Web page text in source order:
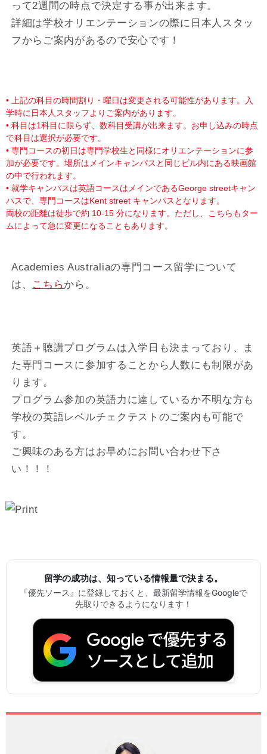
って2週間の時点で決定する事が出来ます。
詳細は学校オリエンテーションの際に日本人スタッ
フからご案内があるので安心です！
• 上記の科目の時間割り・曜日は変更される可能性があります。入
学時に日本人スタッフよりご案内があります。
• 科目は1科目に限らず、数科目受講が出来ます。お申し込みの時点
で科目は選択が必要です。
• 専門コースの初日は専門学校生と同様にオリエンテーションに参
加が必要です。場所はメインキャンパスと同じビル内にある映画館
の中で行われます。
• 就学キャンパスは英語コースはメインであるGeorge streetキャン
パスで、専門コースはKent street キャンパスとなります。
両校の距離は徒歩で約 10-15 分になります。ただし、こちらもター
ムによって急に変更になることもあります。
Academies Australiaの専門コース留学について
は、 こちらから。
英語＋聴講プログラムは入学日も決まっており、ま
た専門コースに参加することから人数にも制限があ
ります。
プログラム参加の英語力に達しているか不明な方も
学校の英語レベルチェクテストのご案内も可能で
す。
ご興味のある方はお早めにお問い合わせ下さ
い！！！
留学の成功は、知っている情報量で決まる。
『優先ソース』に登録しておくと、最新留学情報をGoogleで
先取りできるようになります！